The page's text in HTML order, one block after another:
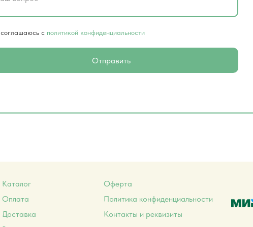
с политикой конфиденциальности
Отправить
Контакты и реквизиты
Политика конфиденциальности
Оферта
Доставка
Оплата
Каталог